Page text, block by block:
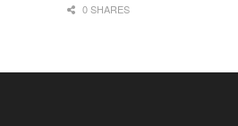
0 SHARES